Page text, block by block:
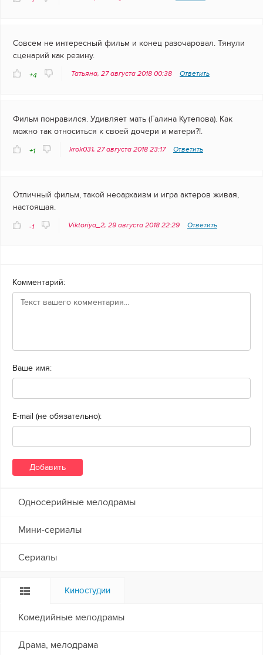
Совсем не интересный фильм и конец разочаровал. Тянули
сценарий как резину.
+4 Татьяна, 27 августа 2018 00:38 Ответить
Фильм понравился. Удивляет мать (Галина Кутепова). Как
можно так относиться к своей дочери и матери?!.
+1 krok031, 27 августа 2018 23:17 Ответить
Отличный фильм, такой неоархаизм и игра актеров живая,
настоящая.
-1 Viktoriya_2, 29 августа 2018 22:29 Ответить
Комментарий:
Ваше имя:
E-mail (не обязательно):
Односерийные мелодрамы
Мини-сериалы
Сериалы
Киностудии
Комедийные мелодрамы
Драма, мелодрама